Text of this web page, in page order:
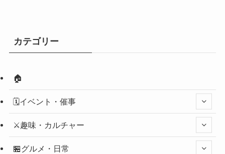
カテゴリー
🏠
🗓️イベント・催事
⚔️趣味・カルチャー
🏪グルメ・日常